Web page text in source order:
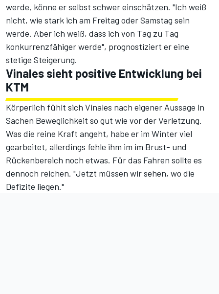
werde, könne er selbst schwer einschätzen. "Ich weiß
nicht, wie stark ich am Freitag oder Samstag sein
werde. Aber ich weiß, dass ich von Tag zu Tag
konkurrenzfähiger werde", prognostiziert er eine
stetige Steigerung.
Vinales sieht positive Entwicklung bei
KTM
Körperlich fühlt sich Vinales nach eigener Aussage in
Sachen Beweglichkeit so gut wie vor der Verletzung.
Was die reine Kraft angeht, habe er im Winter viel
gearbeitet, allerdings fehle ihm im im Brust- und
Rückenbereich noch etwas. Für das Fahren sollte es
dennoch reichen. "Jetzt müssen wir sehen, wo die
Defizite liegen."